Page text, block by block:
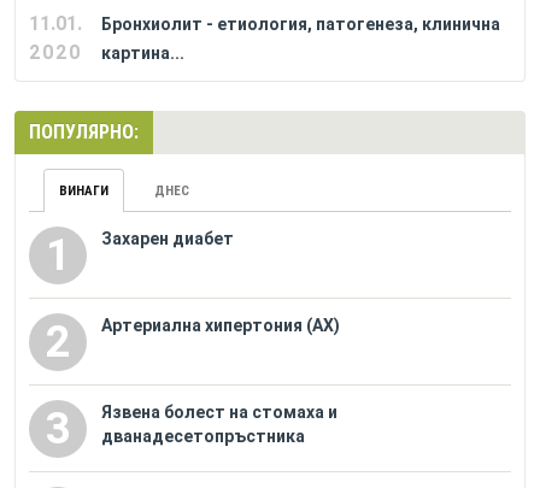
11.01.
2020
Бронхиолит - етиология, патогенеза, клинична
картина...
ПОПУЛЯРНО:
ВИНАГИ ДНЕС
1 Захарен диабет
2 Артериална хипертония (АХ)
3
Язвена болест на стомаха и
дванадесетопръстника